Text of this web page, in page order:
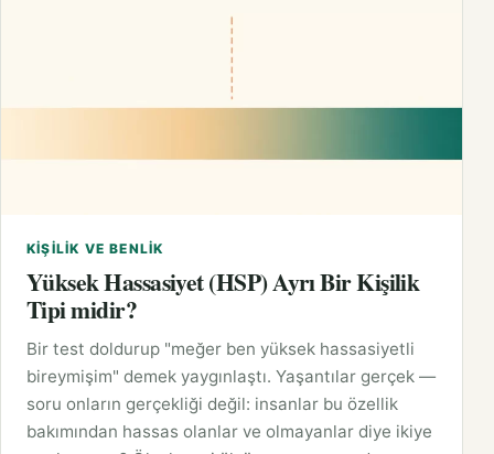
KIŞILIK VE BENLIK
Yüksek Hassasiyet (HSP) Ayrı Bir Kişilik
Tipi midir?
Bir test doldurup "meğer ben yüksek hassasiyetli
bireymişim" demek yaygınlaştı. Yaşantılar gerçek —
soru onların gerçekliği değil: insanlar bu özellik
bakımından hassas olanlar ve olmayanlar diye ikiye